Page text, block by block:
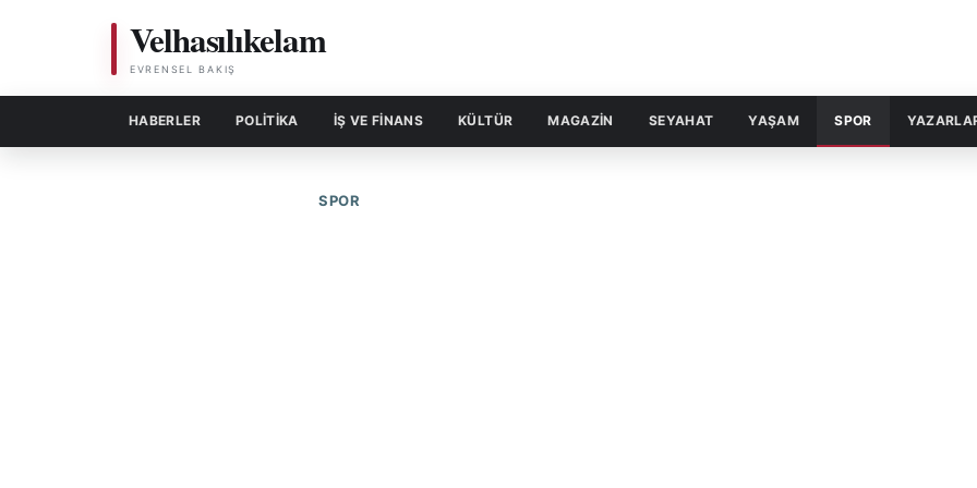
Velhasılıkelam
EVRENSEL BAKIŞ
HABERLER POLITIKA İŞ VE FİNANS KÜLTÜR MAGAZİN SEYAHAT YAŞAM SPOR
SPOR